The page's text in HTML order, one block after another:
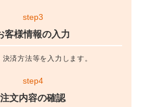
step3
客様情報の入力
済方法等を入力します。
step4
注文内容の確認